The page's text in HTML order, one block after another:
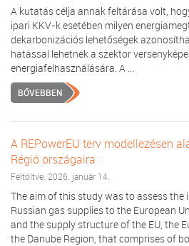
A kutatás célja annak feltárása volt,
ipari KKV-k esetében milyen
dekarbonizációs lehetőségek
hatással lehetnek a szektor
energiafelhasználására. A ...
BŐVEBBEN
A REPowerEU terv modellezésen
Régió országaira
Feltöltve: 2026. január 14.
The aim of this study was to assess
Russian gas supplies to the European
and the supply structure of the EU, the
the Danube Region, that comprises of